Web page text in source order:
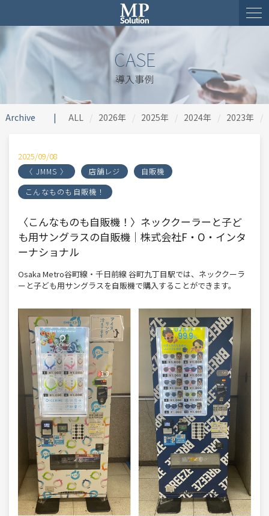
CASE
導入事例
Archive ALL 2026年 2025年 2024年 2023年
2025/09/08
〈 JMMS 〉 店舗レジ
自販機
こんなものも自販機！
〈こんなものも自販機！〉ネッククーラーと子ど
も用サングラスの自販機｜株式会社F・O・インタ
ーナショナル
Osaka Metro谷町線・千日前線 谷町九丁目駅では、ネッククーラ
ーと子ども用サングラスを自販機で購入することができます。